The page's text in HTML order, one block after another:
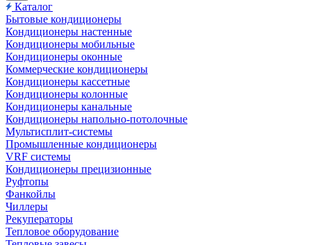
Каталог
Бытовые кондиционеры
Кондиционеры настенные
Кондиционеры мобильные
Кондиционеры оконные
Коммерческие кондиционеры
Кондиционеры кассетные
Кондиционеры колонные
Кондиционеры канальные
Кондиционеры напольно-потолочные
Мультисплит-системы
Промышленные кондиционеры
VRF системы
Кондиционеры прецизионные
Руфтопы
Фанкойлы
Чиллеры
Рекуператоры
Тепловое оборудование